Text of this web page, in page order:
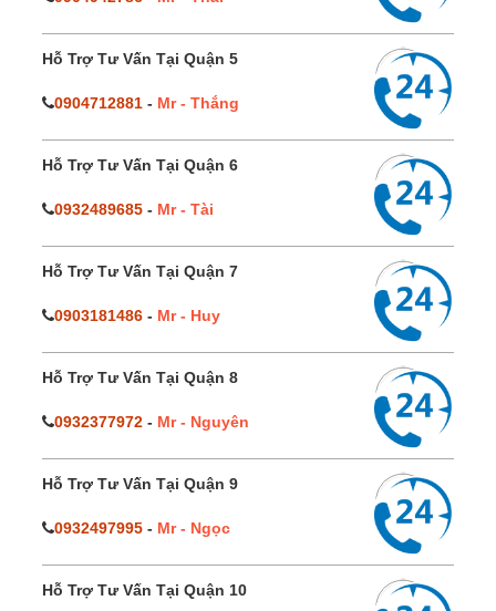
Hỗ Trợ Tư Vấn Tại Quận 5
0904712881 - Mr - Thắng
Hỗ Trợ Tư Vấn Tại Quận 6
0932489685 - Mr - Tài
Hỗ Trợ Tư Vấn Tại Quận 7
0903181486 - Mr - Huy
Hỗ Trợ Tư Vấn Tại Quận 8
0932377972 - Mr - Nguyên
Hỗ Trợ Tư Vấn Tại Quận 9
0932497995 - Mr - Ngọc
Hỗ Trợ Tư Vấn Tại Quận 10